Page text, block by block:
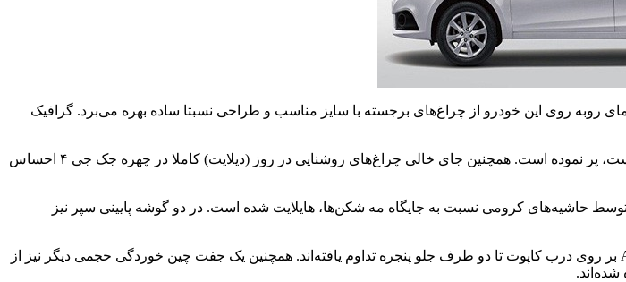
روی این خودرو از چراغ‌های برجسته با سایز مناسب و طراحی نسبتا ساده بهره می‌برد. گرافیک
فضای بین دو چراغ اصلی را جلوپنجره‌ای ذوزنقه فرم که مزین به نماد ستاره جک و سه نوار کرومی‌ست، پر نموده است. همچنین جای خالی چراغ‌های روشنایی در روز (دیلایت) کاملا در چهره جک جی ۴ احساس
حاشیه‌های کرومی نسبت به جایگاه مه شکن‌ها، هایلایت شده است. در دو گوشه پایینی سپر نیز
خطوط حجمی زیادی در نمای روبرو به چشم نمی‌خورد؛ یک جفت از این خطوط در ادامه ستون‌های A بر روی درب کاپوت تا دو طرف جلو پنجره تداوم یافته‌اند. همچنین یک جفت چین خوردگی حجمی دیگر نیز از